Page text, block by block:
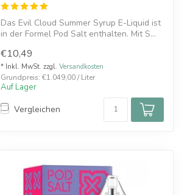
Das Evil Cloud Summer Syrup E-Liquid ist
in der Formel Pod Salt enthalten. Mit S...
€10,49
* Inkl. MwSt. zzgl. Versandkosten
Grundpreis: €1.049,00 / Liter
Auf Lager
Vergleichen